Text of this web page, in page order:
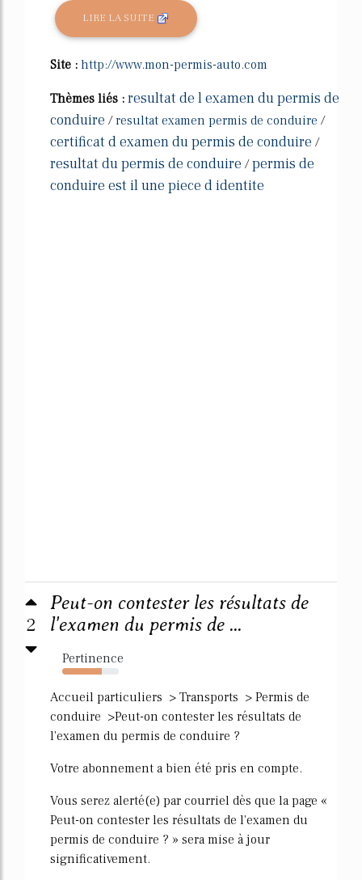
LIRE LA SUITE
Site : http://www.mon-permis-auto.com
Thèmes liés : resultat de l examen du permis de
conduire /resultat examen permis de conduire /
certificat d examen du permis de conduire /
resultat du permis de conduire /permis de
conduire est il une piece d identite
2
Peut-on contester les résultats de
l'examen du permis de ...
Pertinence
70%
Accueil particuliers > Transports > Permis de
conduire >Peut-on contester les résultats de
l'examen du permis de conduire ?
Votre abonnement a bien été pris en compte.
Vous serez alerté(e) par courriel dès que la page «
Peut-on contester les résultats de l'examen du
permis de conduire ? » sera mise à jour
significativement.